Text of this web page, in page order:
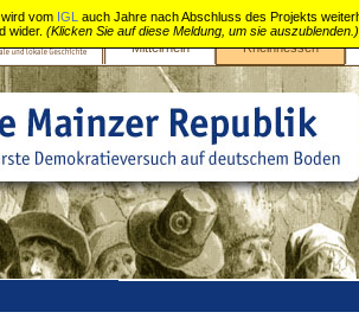
Mittelrhein Rheinhessen
vom IGL auch Jahre nach Abschluss des Projekts
wider. (Klicken Sie auf diese Meldung, um sie auszublenden.)